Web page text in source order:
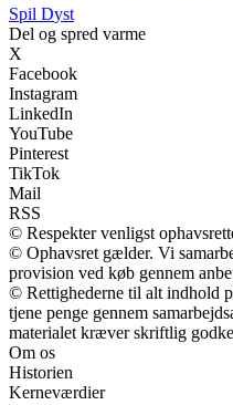
Spil Dyst
Del og spred varme
X
Facebook
Instagram
LinkedIn
YouTube
Pinterest
TikTok
Mail
RSS
© Respekter venligst
© Ophavsret gælder. Vi
provision ved køb gennem
© Rettighederne til alt indhold
tjene penge gennem
materialet kræver skriftlig
Om os
Historien
Kerneværdier